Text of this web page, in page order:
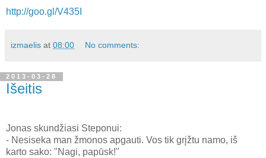
http://goo.gl/V435I
izmaelis at 08:00 No comments:
2013-03-28
Išeitis
Jonas skundžiasi Steponui:
- Nesiseka man žmonos apgauti. Vos tik grįžtu namo, iš
karto sako: "Nagi, papūsk!"